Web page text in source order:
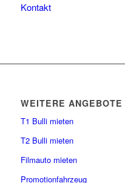
Kontakt
WEITERE ANGEBOTE
T1 Bulli mieten
T2 Bulli mieten
Filmauto mieten
Promotionfahrzeug